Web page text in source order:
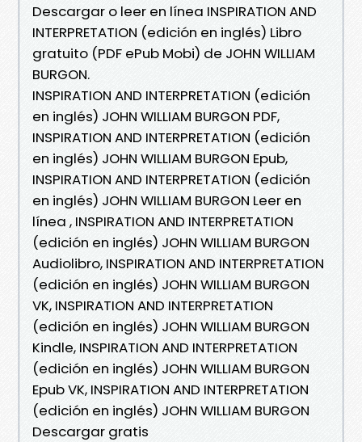
Descargar o leer en línea INSPIRATION AND
INTERPRETATION (edición en inglés) Libro
gratuito (PDF ePub Mobi) de JOHN WILLIAM
BURGON.
INSPIRATION AND INTERPRETATION (edición
en inglés) JOHN WILLIAM BURGON PDF,
INSPIRATION AND INTERPRETATION (edición
en inglés) JOHN WILLIAM BURGON Epub,
INSPIRATION AND INTERPRETATION (edición
en inglés) JOHN WILLIAM BURGON Leer en
línea , INSPIRATION AND INTERPRETATION
(edición en inglés) JOHN WILLIAM BURGON
Audiolibro, INSPIRATION AND INTERPRETATION
(edición en inglés) JOHN WILLIAM BURGON
VK, INSPIRATION AND INTERPRETATION
(edición en inglés) JOHN WILLIAM BURGON
Kindle, INSPIRATION AND INTERPRETATION
(edición en inglés) JOHN WILLIAM BURGON
Epub VK, INSPIRATION AND INTERPRETATION
(edición en inglés) JOHN WILLIAM BURGON
Descargar gratis